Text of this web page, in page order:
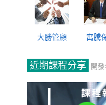
大勝管顧 寓騰
近期課程分享 開